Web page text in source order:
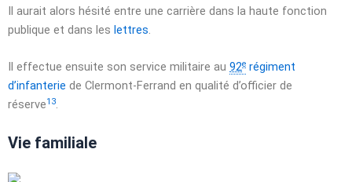
Il aurait alors hésité entre une carrière dans la haute fonction
publique et dans les lettres.
Il effectue ensuite son service militaire au 92e régiment
d’infanterie de Clermont-Ferrand en qualité d’officier de
réserve13.
Vie familiale